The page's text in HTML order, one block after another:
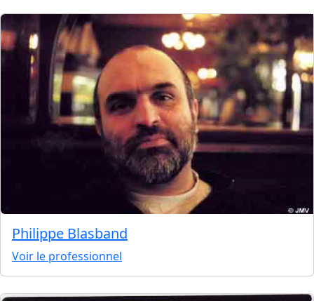
Philippe Blasband
Voir le professionnel